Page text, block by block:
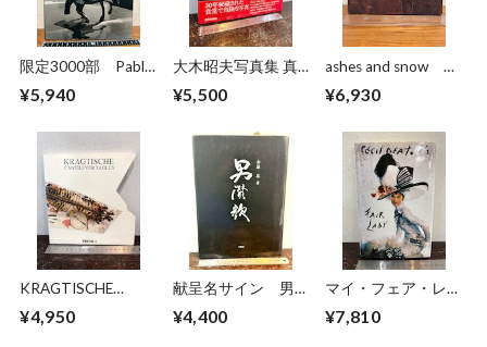
限定3000部 Pablo
The Last City
¥5,940
大木昭夫写真集 真
TAIWAN1971〜
¥5,500
ashes and snow
Gregory Colbert
¥6,930
KRAGTISCHE
¥4,950
献呈名サイン 男讃
¥4,400
マイ・フェア・レデ
Fair Lady
¥7,810